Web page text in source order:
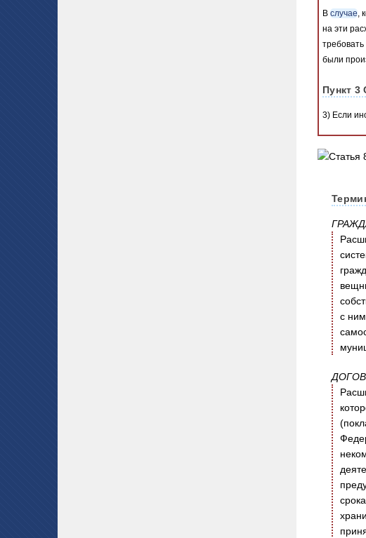
В случае,
на эти
были
Пункт 3
3) Если
с